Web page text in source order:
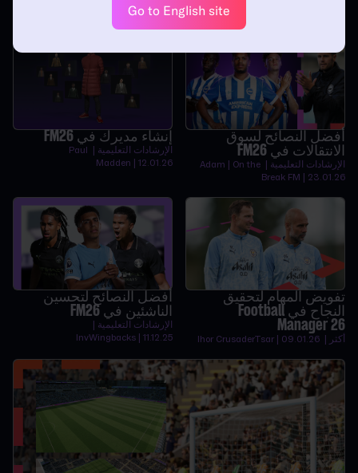
Madden | 19.03.26
أفضل النصائح لسوق
الانتقالات في FM26
الإرشادات التعليمية | Adam | On the
Break FM | 23.01.26
إنشاء مديرك في FM26
الإرشادات التعليمية | Paul
Madden | 12.01.26
تفويض المهام لتحقيق
النجاح في Football
Manager 26
أكثر | Ihor CrusaderTsar | 09.01.26
أفضل النصائح لتحسين
الناشئين في FM26
الإرشادات التعليمية |
InvWingbacks | 11.12.25
Go to English site